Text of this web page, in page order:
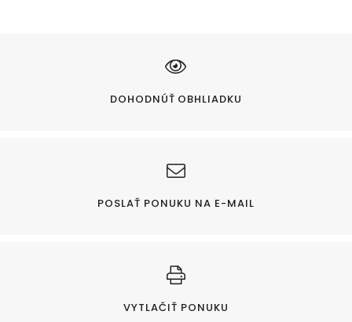
DOHODNÚŤ OBHLIADKU
POSLAŤ PONUKU NA E-MAIL
VYTLAČIŤ PONUKU